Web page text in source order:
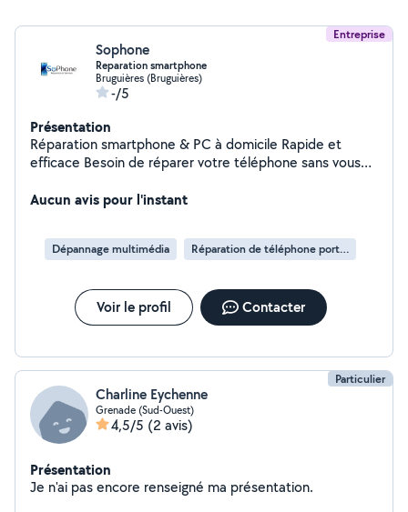
Entreprise
Sophone
Reparation smartphone
Bruguières (Bruguières)
-/5
Présentation
Réparation smartphone & PC à domicile Rapide et
efficace Besoin de réparer votre téléphone sans vous
Toulouse Remplacement d'écran (iPhone / Samsung)
rapide Intervention souvent en moins de 30 min
Matériel professionnel intervention dans un véhicule
transparents et compétitifs Disponible rapidement
contactez-moi pour un devis
Aucun avis pour l'instant
Dépannage multimédia Réparation de téléphone portable
Voir le profil Contacter
Particulier
Charline Eychenne
Grenade (Sud-Ouest)
4,5/5 (2 avis)
Présentation
Je n'ai pas encore renseigné ma présentation.